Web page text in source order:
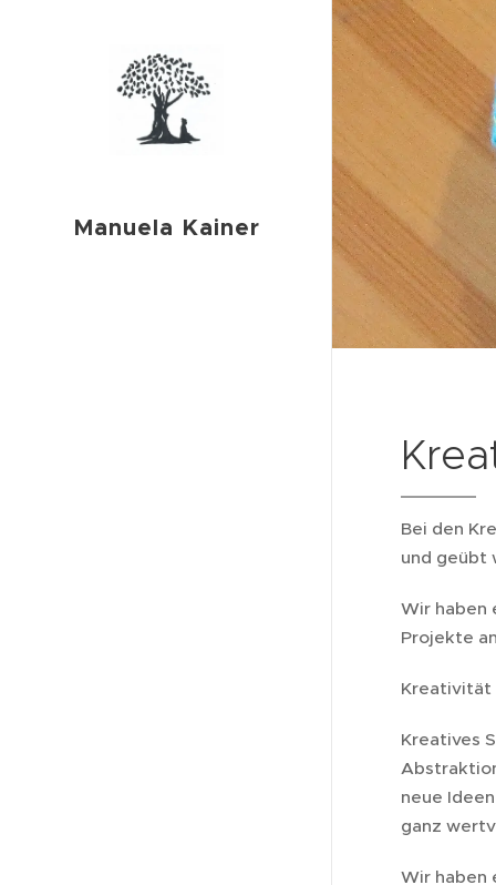
Manuela Kainer
Bei den
und geübt
Wir haben
Projekte
Kreativität
Kreatives
neue
ganz
Wir haben